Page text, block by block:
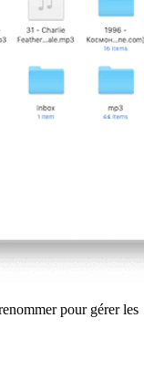
pour gérer les